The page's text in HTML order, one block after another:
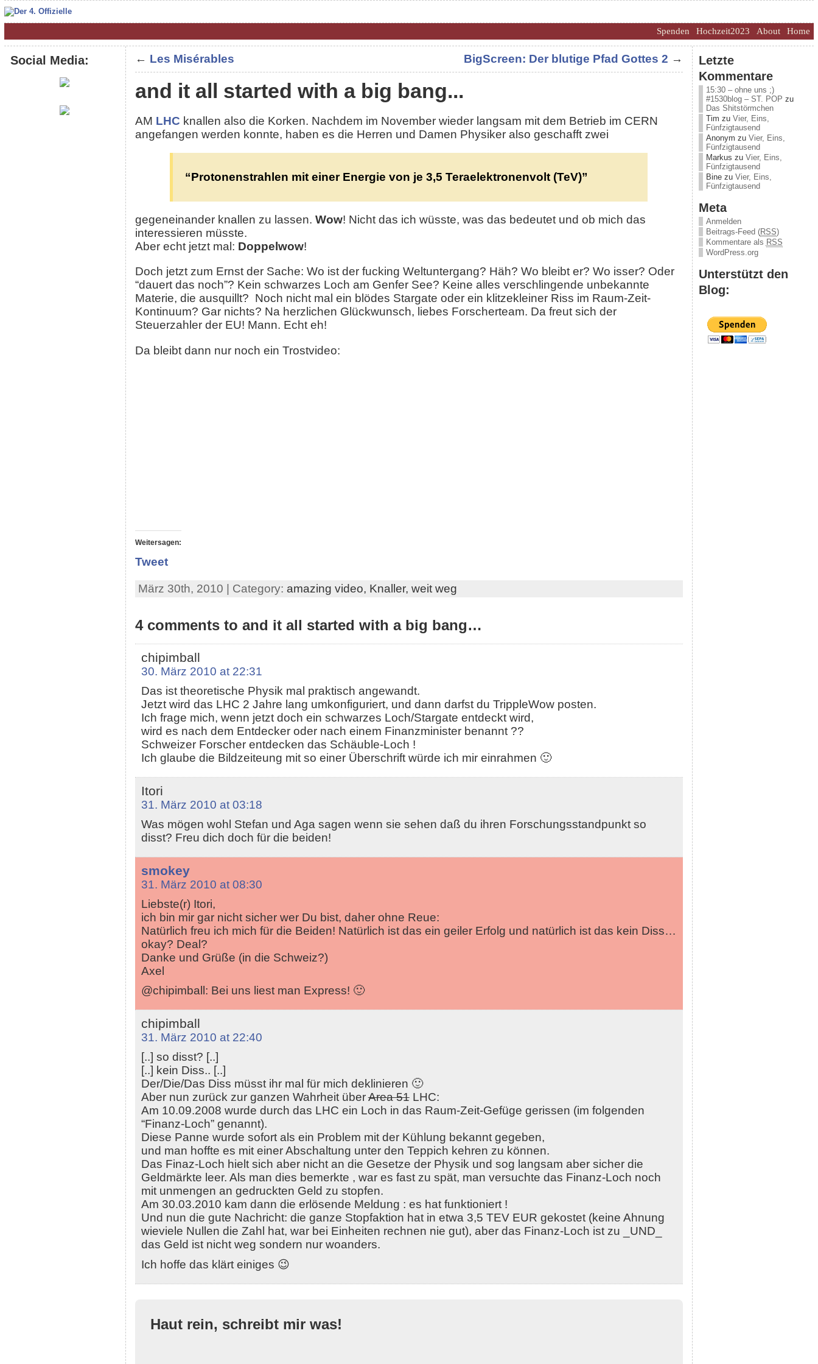
Home
About
Hochzeit2023
Spenden
Social Media: ← Les Misérables BigScreen: Der blutige Pfad Gottes 2 →
and it all started with a big bang...
AM LHC knallen also die Korken. Nachdem im November wieder langsam mit dem Betrieb im CERN
angefangen werden konnte, haben es die Herren und Damen Physiker also geschafft zwei
“Protonenstrahlen mit einer Energie von je 3,5 Teraelektronenvolt (TeV)”
gegeneinander knallen zu lassen. Wow! Nicht das ich wüsste, was das bedeutet und ob mich das
interessieren müsste.
Aber echt jetzt mal: Doppelwow!
Doch jetzt zum Ernst der Sache: Wo ist der fucking Weltuntergang? Häh? Wo bleibt er? Wo isser? Oder
“dauert das noch”? Kein schwarzes Loch am Genfer See? Keine alles verschlingende unbekannte
Materie, die ausquillt? Noch nicht mal ein blödes Stargate oder ein klitzekleiner Riss im Raum-Zeit-
Kontinuum? Gar nichts? Na herzlichen Glückwunsch, liebes Forscherteam. Da freut sich der
Steuerzahler der EU! Mann. Echt eh!
Da bleibt dann nur noch ein Trostvideo:
Weitersagen:
Tweet
März 30th, 2010 | Category: amazing video, Knaller, weit weg
4 comments to and it all started with a big bang…
chipimball
30. März 2010 at 22:31
Das ist theoretische Physik mal praktisch angewandt.
Jetzt wird das LHC 2 Jahre lang umkonfiguriert, und dann darfst du TrippleWow posten.
Ich frage mich, wenn jetzt doch ein schwarzes Loch/Stargate entdeckt wird,
wird es nach dem Entdecker oder nach einem Finanzminister benannt ??
Schweizer Forscher entdecken das Schäuble-Loch !
Ich glaube die Bildzeiteung mit so einer Überschrift würde ich mir einrahmen 🙂
Itori
31. März 2010 at 03:18
Was mögen wohl Stefan und Aga sagen wenn sie sehen daß du ihren Forschungsstandpunkt so
disst? Freu dich doch für die beiden!
smokey
31. März 2010 at 08:30
Liebste(r) Itori,
ich bin mir gar nicht sicher wer Du bist, daher ohne Reue:
Natürlich freu ich mich für die Beiden! Natürlich ist das ein geiler Erfolg und natürlich ist das kein Diss…
okay? Deal?
Danke und Grüße (in die Schweiz?)
Axel
@chipimball: Bei uns liest man Express! 🙂
chipimball
31. März 2010 at 22:40
[..] so disst? [..]
[..] kein Diss.. [..]
Der/Die/Das Diss müsst ihr mal für mich deklinieren 🙂
Aber nun zurück zur ganzen Wahrheit überArea 51LHC:
Am 10.09.2008 wurde durch das LHC ein Loch in das Raum-Zeit-Gefüge gerissen (im folgenden
“Finanz-Loch” genannt).
Diese Panne wurde sofort als ein Problem mit der Kühlung bekannt gegeben,
und man hoffte es mit einer Abschaltung unter den Teppich kehren zu können.
Das Finaz-Loch hielt sich aber nicht an die Gesetze der Physik und sog langsam aber sicher die
Geldmärkte leer. Als man dies bemerkte , war es fast zu spät, man versuchte das Finanz-Loch noch
mit unmengen an gedruckten Geld zu stopfen.
Am 30.03.2010 kam dann die erlösende Meldung : es hat funktioniert !
Und nun die gute Nachricht: die ganze Stopfaktion hat in etwa 3,5 TEV EUR gekostet (keine Ahnung
wieviele Nullen die Zahl hat, war bei Einheiten rechnen nie gut), aber das Finanz-Loch ist zu _UND_
das Geld ist nicht weg sondern nur woanders.
Ich hoffe das klärt einiges 😉
Haut rein, schreibt mir was!
Letzte
Kommentare
15:30 – ohne uns ;)
#1530blog – ST. POP zu
Das Shitstörmchen
Tim zu Vier, Eins,
Fünfzigtausend
Anonym zu Vier, Eins,
Fünfzigtausend
Markus zu Vier, Eins,
Fünfzigtausend
Binezu Vier, Eins,
Fünfzigtausend
Meta
Anmelden
Beitrags-Feed (RSS)
Kommentare als RSS
WordPress.org
Unterstützt den
Blog: